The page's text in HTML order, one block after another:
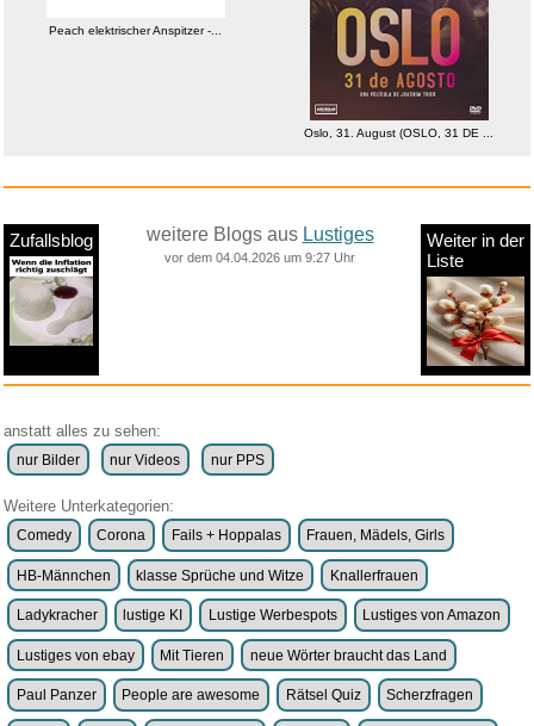
Peach elektrischer Anspitzer -...
Oslo, 31. August (OSLO, 31 DE ...
Zufallsblog weitere Blogs aus Lustiges
vor dem 04.04.2026 um 9:27 Uhr
Weiter in der
Liste
anstatt alles zu sehen:
nur Bilder nur Videos nur PPS
Weitere Unterkategorien:
Comedy Corona Fails + Hoppalas Frauen, Mädels, Girls
HB-Männchen klasse Sprüche und Witze Knallerfrauen
Ladykracher lustige KI Lustige Werbespots Lustiges von Amazon
Lustiges von ebay Mit Tieren neue Wörter braucht das Land
Paul Panzer People are awesome Rätsel Quiz Scherzfragen